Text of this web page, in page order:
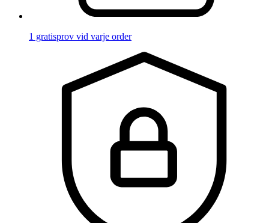
1 gratisprov vid varje order